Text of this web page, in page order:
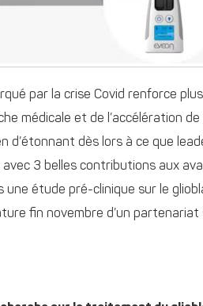
par la crise Covid renforce
médicale et de l’accélération
d’étonnant dès lors à ce que
3 belles contributions aux
une étude pré-clinique sur le
fin novembre d’un